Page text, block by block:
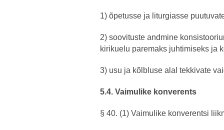
1) õpetusse ja liturgiasse
2) soovituste andmine
kirikuelu paremaks juhtimiseks ja
3) usu ja kõlbluse alal tekkivate
5.4. Vaimulike konverents
§ 40. (1) Vaimulike konverentsi